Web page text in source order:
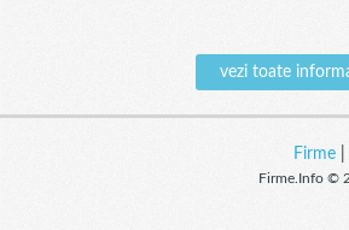
vezi toate
Firme|
Firme.Info ©